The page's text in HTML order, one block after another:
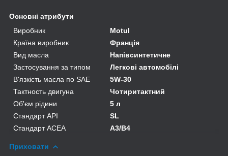
Основні атрибути
Виробник
Motul
Країна виробник
Франція
Вид масла
Напівсинтетичне
Застосування за типом
Легкові автомобілі
В'язкість масла по SAE
5W-30
Тактность двигуна
Чотиритактний
Об'єм рідини
5 л
Стандарт API
SL
Стандарт ACEA
A3/B4
Приховати